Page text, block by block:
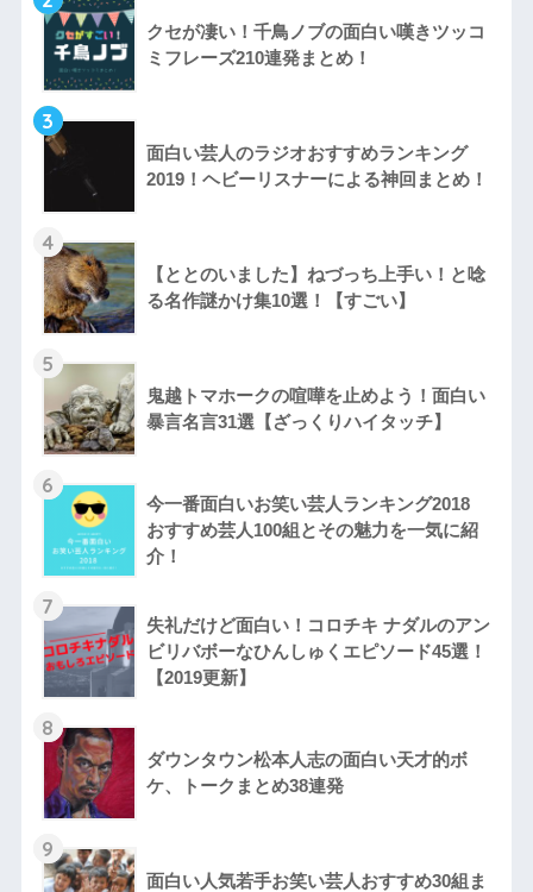
クセが凄い！千鳥ノブの面白い嘆きツッコ
ミフレーズ210連発まとめ！
3
面白い芸人のラジオおすすめランキング
2019！ヘビーリスナーによる神回まとめ！
4
【ととのいました】ねづっち上手い！と唸
る名作謎かけ集10選！【すごい】
5
鬼越トマホークの喧嘩を止めよう！面白い
暴言名言31選【ざっくりハイタッチ】
6
今一番面白いお笑い芸人ランキング2018
おすすめ芸人100組とその魅力を一気に紹
介！
7
失礼だけど面白い！コロチキ ナダルのアン
ビリバボーなひんしゅくエピソード45選！
【2019更新】
8
ダウンタウン松本人志の面白い天才的ボ
ケ、トークまとめ38連発
9
面白い人気若手お笑い芸人おすすめ30組ま